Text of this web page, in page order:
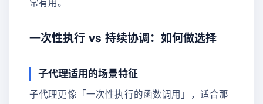
常有用。
一次性执行 vs 持续协调：如何做选择
子代理适用的场景特征
子代理更像「一次性执行的函数调用」，适合那